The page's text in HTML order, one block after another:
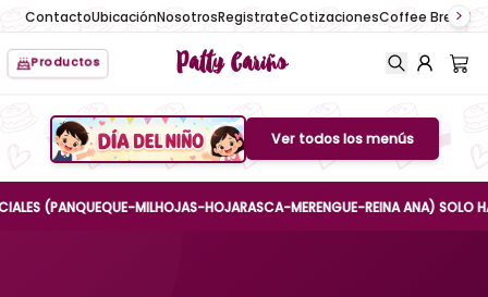
ContactoUbicaciónNosotrosRegistrateCotizacionesCoffee Break
Productos Patty Cariño
Boton de menu
Ver todos los menús
(PANQUEQUE-MILHOJAS-HOJARASCA-MERENGUE-REINA ANA) SOLO HASTA